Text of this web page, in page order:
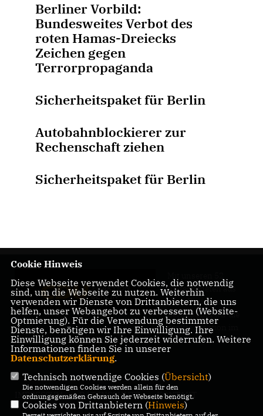
Berliner Vorbild:
Bundesweites Verbot des
roten Hamas-Dreiecks
Zeichen gegen
Terrorpropaganda
Sicherheitspaket für Berlin
Autobahnblockierer zur
Rechenschaft ziehen
Sicherheitspaket für Berlin
Abgeordneten aus
allen Bezirken
Berlins sind wir die
größte Fraktion im
Berliner Abgeordnetenhaus.
IMPRESSUM DATENSCHUTZ KONTAKT
Cookie Hinweis
Diese Webseite verwendet Cookies, die notwendig
sind, um die Webseite zu nutzen. Weiterhin
verwenden wir Dienste von Drittanbietern, die uns
helfen, unser Webangebot zu verbessern (Website-
Optmierung). Für die Verwendung bestimmter
Dienste, benötigen wir Ihre Einwilligung. Ihre
Einwilligung können Sie jederzeit widerrufen. Weitere
Informationen finden Sie in unserer
Datenschutzerklärung.
Technisch notwendige Cookies (Übersicht)
Die notwendigen Cookies werden allein für den
ordnungsgemäßen Gebrauch der Webseite benötigt.
Cookies von Drittanbietern (Hinweis)